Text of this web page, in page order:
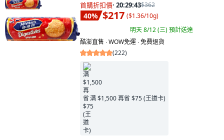
首購折扣價· 20:29:41$362
40% $217 ($1.36/10g)
明天 8/12 (三)預計送達
酷澎直售 ∙ WOW免運 ∙ 免費退貨
(222)
满 $1,500 再省 $75 (王道卡)